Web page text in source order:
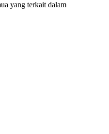
yang terkait dalam